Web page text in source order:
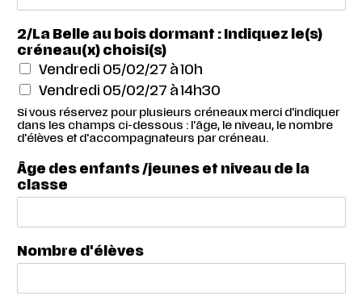
2/La Belle au bois dormant : Indiquez le(s)
créneau(x) choisi(s)
Vendredi 05/02/27 à 10h
Vendredi 05/02/27 à 14h30
Si vous réservez pour plusieurs créneaux merci d'indiquer
dans les champs ci-dessous : l'âge, le niveau, le nombre
d'élèves et d'accompagnateurs par créneau.
Âge des enfants /jeunes et niveau de la
classe
Nombre d'élèves